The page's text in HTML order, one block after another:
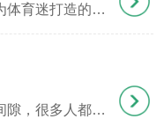
篮箭赛事通是一款专为体育迷打造的免费直播平台，运用前沿的虚拟成像技术，为观众带来身临其境的观赛体验。这里不仅实时同步全球2000余场热门足球篮球赛事，还能
在繁忙的工作和学习间隙，很多人都喜欢通过阅读小说来放松心情。然而目前市面上大多数小说阅读平台都需要付费订阅或开通会员才能畅读。今天要向大家推荐一款超值的小说阅读神器——蓝猫小说最